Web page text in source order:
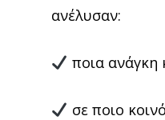
ανέλυσαν:
ποια ανάγκη
σε ποιο